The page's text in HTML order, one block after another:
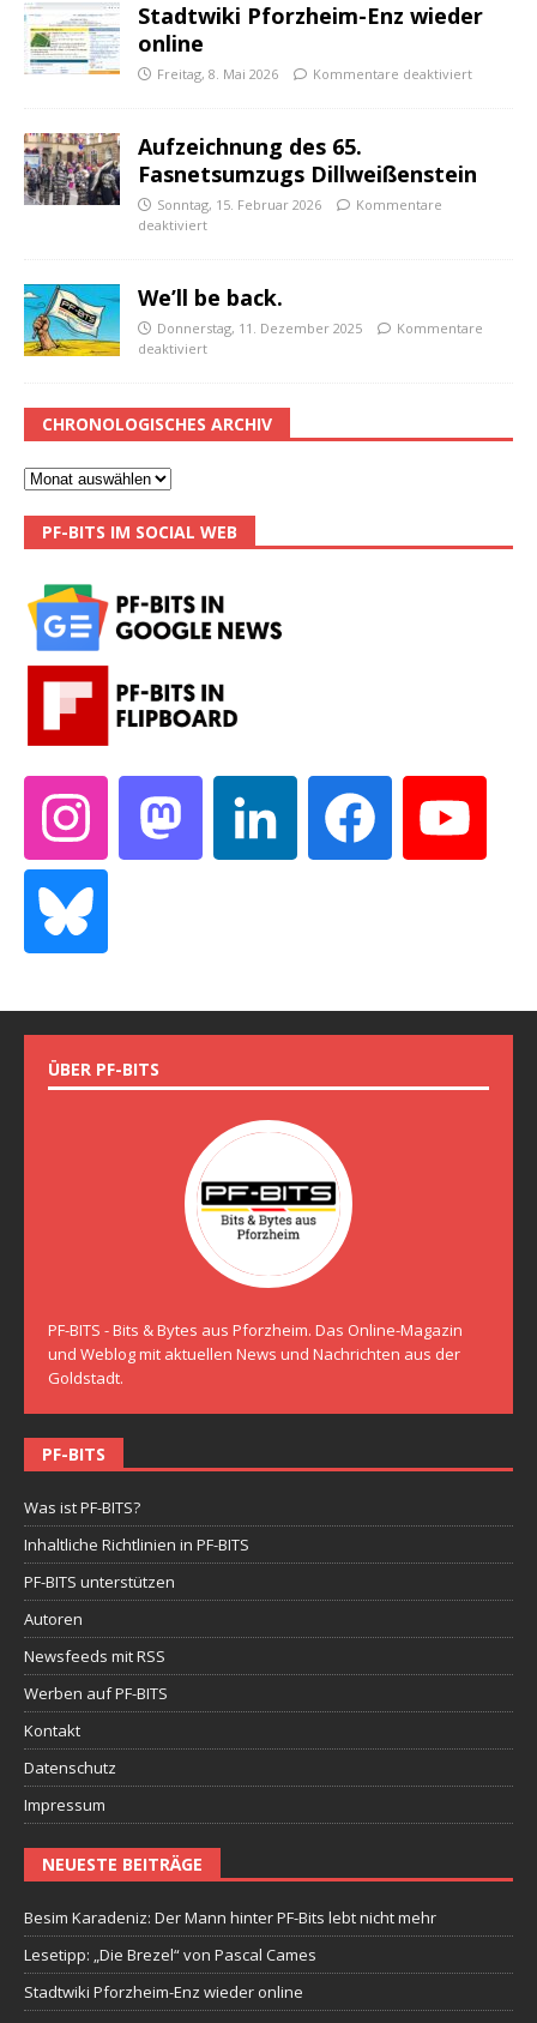
Stadtwiki Pforzheim-Enz wieder
online
Freitag, 8. Mai 2026 Kommentare deaktiviert
Aufzeichnung des 65.
Fasnetsumzugs Dillweißenstein
Sonntag, 15. Februar 2026
Kommentare
deaktiviert
We’ll be back.
Donnerstag, 11. Dezember 2025
Kommentare
deaktiviert
CHRONOLOGISCHES ARCHIV
PF-BITS IM SOCIAL WEB
ÜBER PF-BITS
PF-BITS - Bits & Bytes aus Pforzheim. Das Online-Magazin
und Weblog mit aktuellen News und Nachrichten aus der
Goldstadt.
PF-BITS
Was ist PF-BITS?
Inhaltliche Richtlinien in PF-BITS
PF-BITS unterstützen
Autoren
Newsfeeds mit RSS
Werben auf PF-BITS
Kontakt
Datenschutz
Impressum
NEUESTE BEITRÄGE
Besim Karadeniz: Der Mann hinter PF-Bits lebt nicht mehr
Lesetipp: „Die Brezel“ von Pascal Cames
Stadtwiki Pforzheim-Enz wieder online